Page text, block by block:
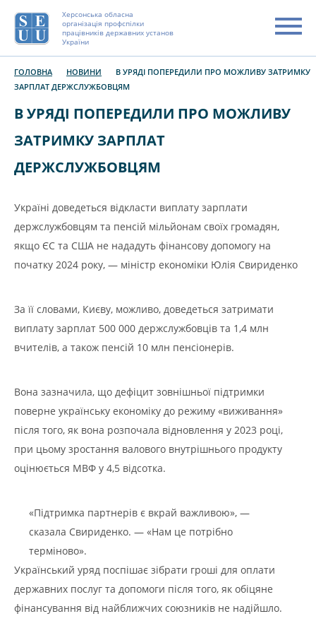
Херсонська обласна
організація профспілки
працівників державних установ
України
ГОЛОВНА НОВИНИ
В УРЯДІ ПОПЕРЕДИЛИ ПРО МОЖЛИВУ ЗАТРИМКУ
ЗАРПЛАТ ДЕРЖСЛУЖБОВЦЯМ
В УРЯДІ ПОПЕРЕДИЛИ ПРО МОЖЛИВУ
ЗАТРИМКУ ЗАРПЛАТ
ДЕРЖСЛУЖБОВЦЯМ
Україні доведеться відкласти виплату зарплати
держслужбовцям та пенсій мільйонам своїх громадян,
якщо ЄС та США не нададуть фінансову допомогу на
початку 2024 року, — міністр економіки Юлія Свириденко
За її словами, Києву, можливо, доведеться затримати
виплату зарплат 500 000 держслужбовців та 1,4 млн
вчителів, а також пенсій 10 млн пенсіонерів.
Вона зазначила, що дефіцит зовнішньої підтримки
поверне українську економіку до режиму «виживання»
після того, як вона розпочала відновлення у 2023 році,
при цьому зростання валового внутрішнього продукту
оцінюється МВФ у 4,5 відсотка.
«Підтримка партнерів є вкрай важливою», —
сказала Свириденко. — «Нам це потрібно
терміново».
Український уряд поспішає зібрати гроші для оплати
державних послуг та допомоги після того, як обіцяне
фінансування від найближчих союзників не надійшло.